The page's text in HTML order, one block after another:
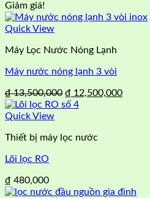
Giảm giá!
Quick View
Máy Lọc Nước Nóng Lạnh
Máy nước nóng lạnh 3 vòi
₫13,500,000 Giá
gốc
₫ 12,500,000Giá
Quick View
Thiết bị máy lọc nước
Lõi lọc RO
₫ 480,000